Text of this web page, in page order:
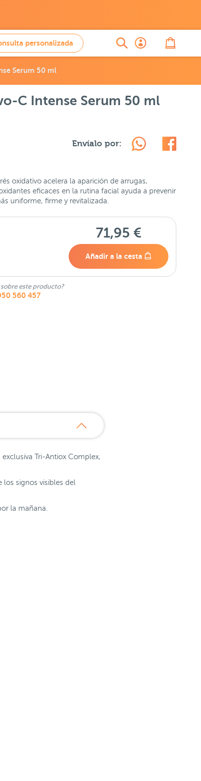
personalizada
Serum 50 ml
C Intense Serum 50 ml
Envíalo por:
oxidativo acelera la aparición de arrugas,
eficaces en la rutina facial ayuda a prevenir
uniforme, firme y revitalizada.
71,95 €
Añadir a la cesta
este producto?
560 457
Tri-Antiox Complex,
signos visibles del
la mañana.